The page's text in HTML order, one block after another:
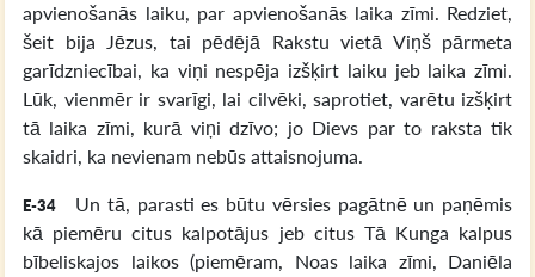
apvienošanās laiku, par apvienošanās laika zīmi. Redziet,
šeit bija Jēzus, tai pēdējā Rakstu vietā Viņš pārmeta
garīdzniecībai, ka viņi nespēja izšķirt laiku jeb laika zīmi.
Lūk, vienmēr ir svarīgi, lai cilvēki, saprotiet, varētu izšķirt
tā laika zīmi, kurā viņi dzīvo; jo Dievs par to raksta tik
skaidri, ka nevienam nebūs attaisnojuma.
E-34
Un tā, parasti es būtu vērsies pagātnē un paņēmis
kā piemēru citus kalpotājus jeb citus Tā Kunga kalpus
bībeliskajos laikos (piemēram, Noas laika zīmi, Daniēla